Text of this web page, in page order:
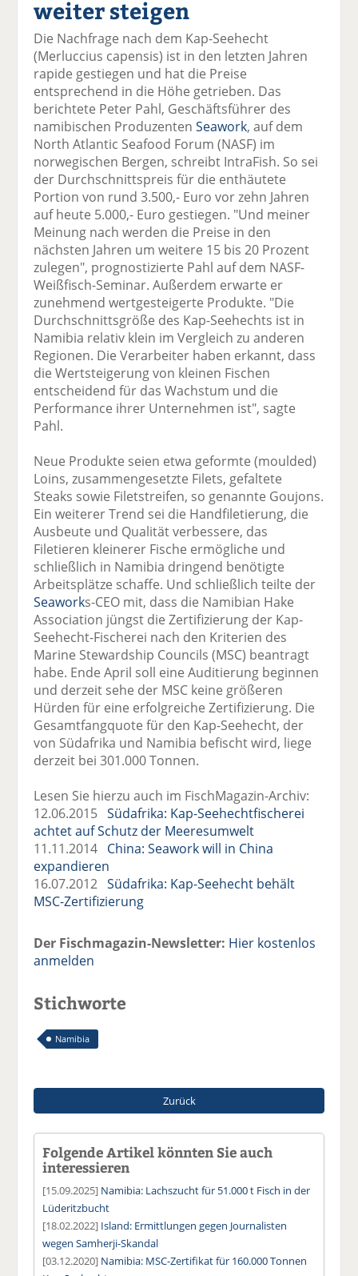
uf
F
ac
e
b
o
o
k
te
il
e
n
wi
tt
n
Li
k
e
di
te
il
e
n
E
v
se
d
e
weiter steigen
Die Nachfrage nach dem Kap-Seehecht
(Merluccius capensis) ist in den letzten Jahren
rapide gestiegen und hat die Preise
entsprechend in die Höhe getrieben. Das
berichtete Peter Pahl, Geschäftsführer des
namibischen ProduzentenSeawork, auf dem
North Atlantic Seafood Forum (NASF) im
norwegischen Bergen, schreibt IntraFish. So sei
der Durchschnittspreis für die enthäutete
Portion von rund 3.500,- Euro vor zehn Jahren
auf heute 5.000,- Euro gestiegen. "Und meiner
Meinung nach werden die Preise in den
nächsten Jahren um weitere 15 bis 20 Prozent
zulegen", prognostizierte Pahl auf dem NASF-
Weißfisch-Seminar. Außerdem erwarte er
zunehmend wertgesteigerte Produkte. "Die
Durchschnittsgröße des Kap-Seehechts ist in
Namibia relativ klein im Vergleich zu anderen
Regionen. Die Verarbeiter haben erkannt, dass
die Wertsteigerung von kleinen Fischen
entscheidend für das Wachstum und die
Performance ihrer Unternehmen ist", sagte
Pahl.
Neue Produkte seien etwa geformte (moulded)
Loins, zusammengesetzte Filets, gefaltete
Steaks sowie Filetstreifen, so genannte Goujons.
Ein weiterer Trend sei die Handfiletierung, die
Ausbeute und Qualität verbessere, das
Filetieren kleinerer Fische ermögliche und
schließlich in Namibia dringend benötigte
Arbeitsplätze schaffe. Und schließlich teilte der
Seaworks-CEO mit, dass die Namibian Hake
Association jüngst die Zertifizierung der Kap-
Seehecht-Fischerei nach den Kriterien des
Marine Stewardship Councils (MSC) beantragt
habe. Ende April soll eine Auditierung beginnen
und derzeit sehe der MSC keine größeren
Hürden für eine erfolgreiche Zertifizierung. Die
Gesamtfangquote für den Kap-Seehecht, der
von Südafrika und Namibia befischt wird, liege
derzeit bei 301.000 Tonnen.
Lesen Sie hierzu auch im FischMagazin-Archiv:
12.06.2015Südafrika: Kap-Seehechtfischerei
achtet auf Schutz der Meeresumwelt
11.11.2014 China: Seawork will in China
expandieren
16.07.2012Südafrika: Kap-Seehecht behält
MSC-Zertifizierung
Der Fischmagazin-Newsletter: Hier kostenlos
anmelden
Stichworte
Namibia
Zurück
Folgende Artikel könnten Sie auch
interessieren
[15.09.2025] Namibia: Lachszucht für 51.000 t Fisch in der
Lüderitzbucht
[18.02.2022] Island: Ermittlungen gegen Journalisten
wegen Samherji-Skandal
[03.12.2020] Namibia: MSC-Zertifikat für 160.000 Tonnen